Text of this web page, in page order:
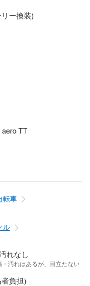
ー換装)
TT
転車
ル
れなし
汚れはあるが、目立たない
負担)